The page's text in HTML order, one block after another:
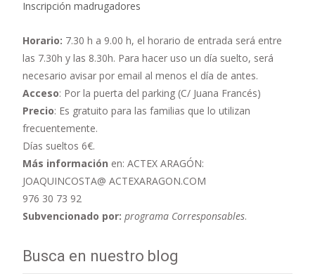
Inscripción madrugadores
Horario: 7.30 h a 9.00 h, el horario de entrada será entre
las 7.30h y las 8.30h. Para hacer uso un día suelto, será
necesario avisar por email al menos el día de antes.
Acceso: Por la puerta del parking (C/ Juana Francés)
Precio: Es gratuito para las familias que lo utilizan
frecuentemente.
Días sueltos 6€.
Más información en: ACTEX ARAGÓN:
JOAQUINCOSTA@ ACTEXARAGON.COM
976 30 73 92
Subvencionado por: programa Corresponsables.
Busca en nuestro blog